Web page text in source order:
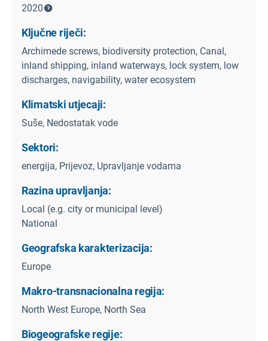
2020
Ključne riječi:
Archimede screws, biodiversity protection, Canal,
inland shipping, inland waterways, lock system, low
discharges, navigability, water ecosystem
Klimatski utjecaji:
Suše, Nedostatak vode
Sektori:
energija, Prijevoz, Upravljanje vodama
Razina upravljanja:
Local (e.g. city or municipal level)
National
Geografska karakterizacija:
Europe
Makro-transnacionalna regija:
North West Europe, North Sea
Biogeografske regije: